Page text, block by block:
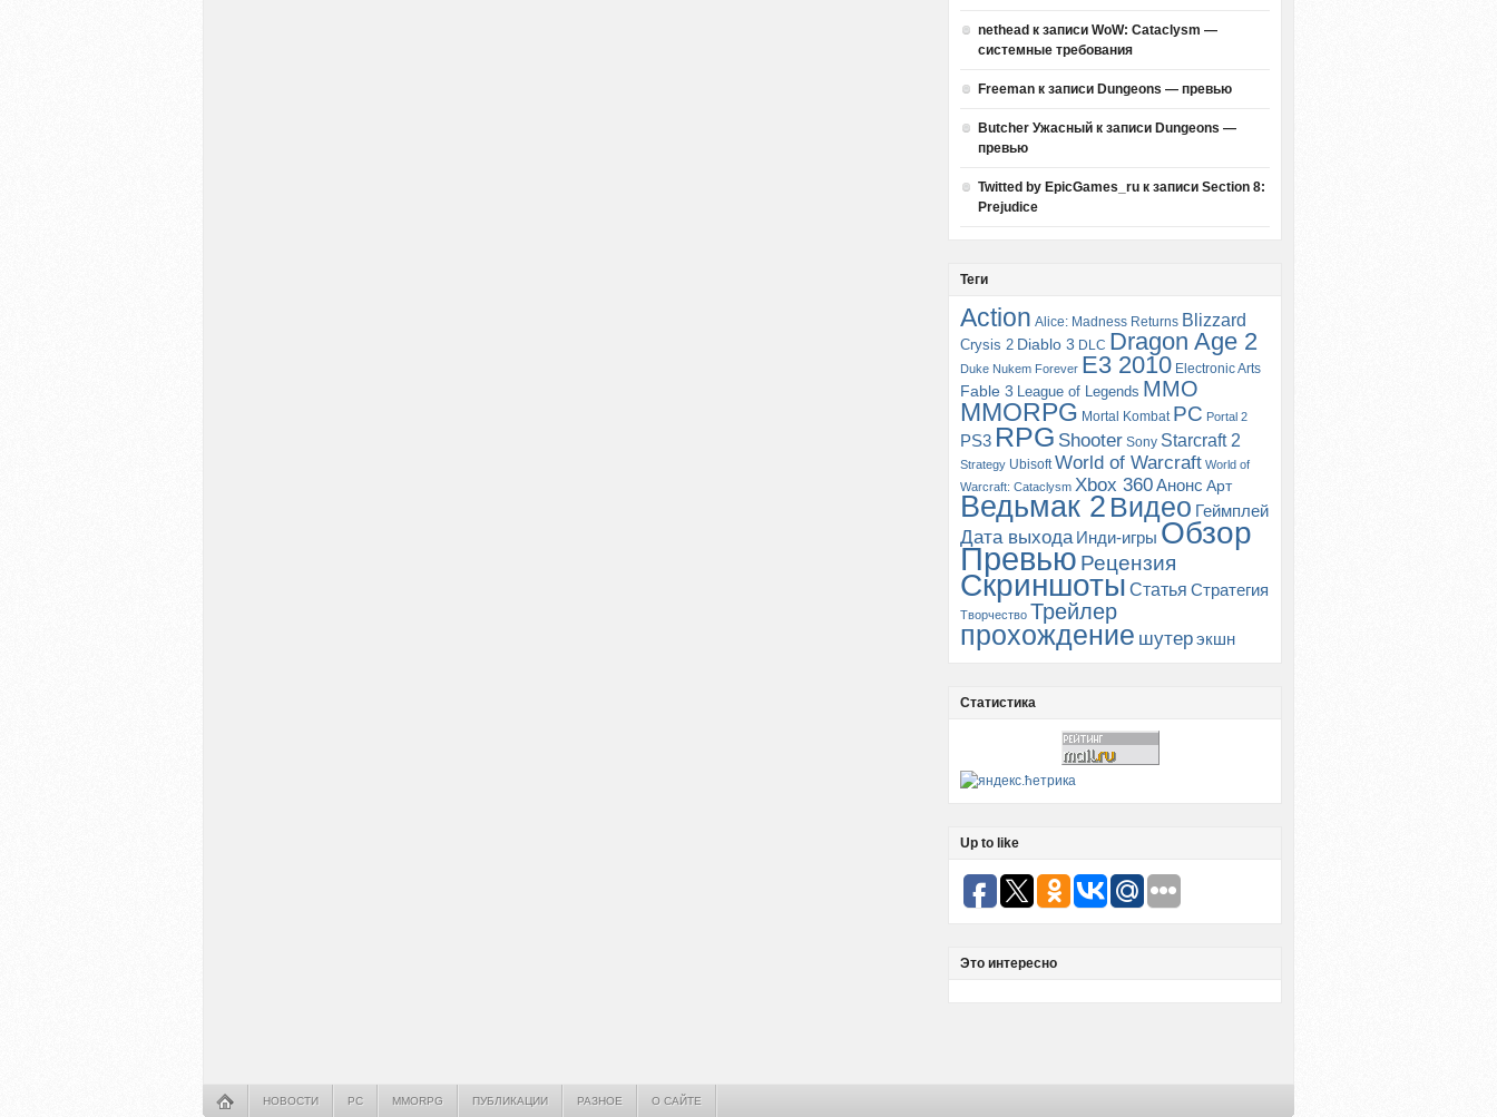
nethead к записи WoW: Cataclysm —
системные требования
Freeman к записи Dungeons — превью
Butcher Ужасный к записи Dungeons —
превью
Twitted by EpicGames_ru к записи Section 8:
Prejudice
Теги
Action Alice: Madness Returns Blizzard
Crysis 2 Diablo 3 DLC Dragon Age 2
Duke Nukem Forever E3 2010 Electronic Arts
Fable 3 League of Legends MMO
MMORPG Mortal Kombat PC Portal 2
PS3 RPG Shooter Sony Starcraft 2
Strategy Ubisoft World of Warcraft World of
Warcraft: Cataclysm Xbox 360Анонс Арт
Ведьмак 2 Видео Геймплей
Дата выхода Инди-игры Обзор
Превью Рецензия
Скриншоты Статья Стратегия
Творчество Трейлер
прохождение шутерэкшн
Статистика
Up to like
Это интересно
НОВОСТИ PC MMORPG ПУБЛИКАЦИИ РАЗНОЕ О САЙТЕ